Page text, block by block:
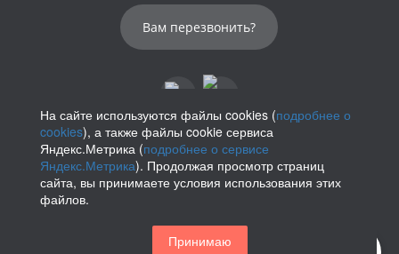
Вам перезвонить?
info@parikof.ru
Политика конфиденциальности
Магазин париков — Parikof. 2026
На сайте используются файлы cookies (подробнее о
cookies), а также файлы cookie сервиса
Яндекс.Метрика (подробнее о сервисе
Яндекс.Метрика). Продолжая просмотр страниц
сайта, вы принимаете условия использования этих
файлов.
Принимаю